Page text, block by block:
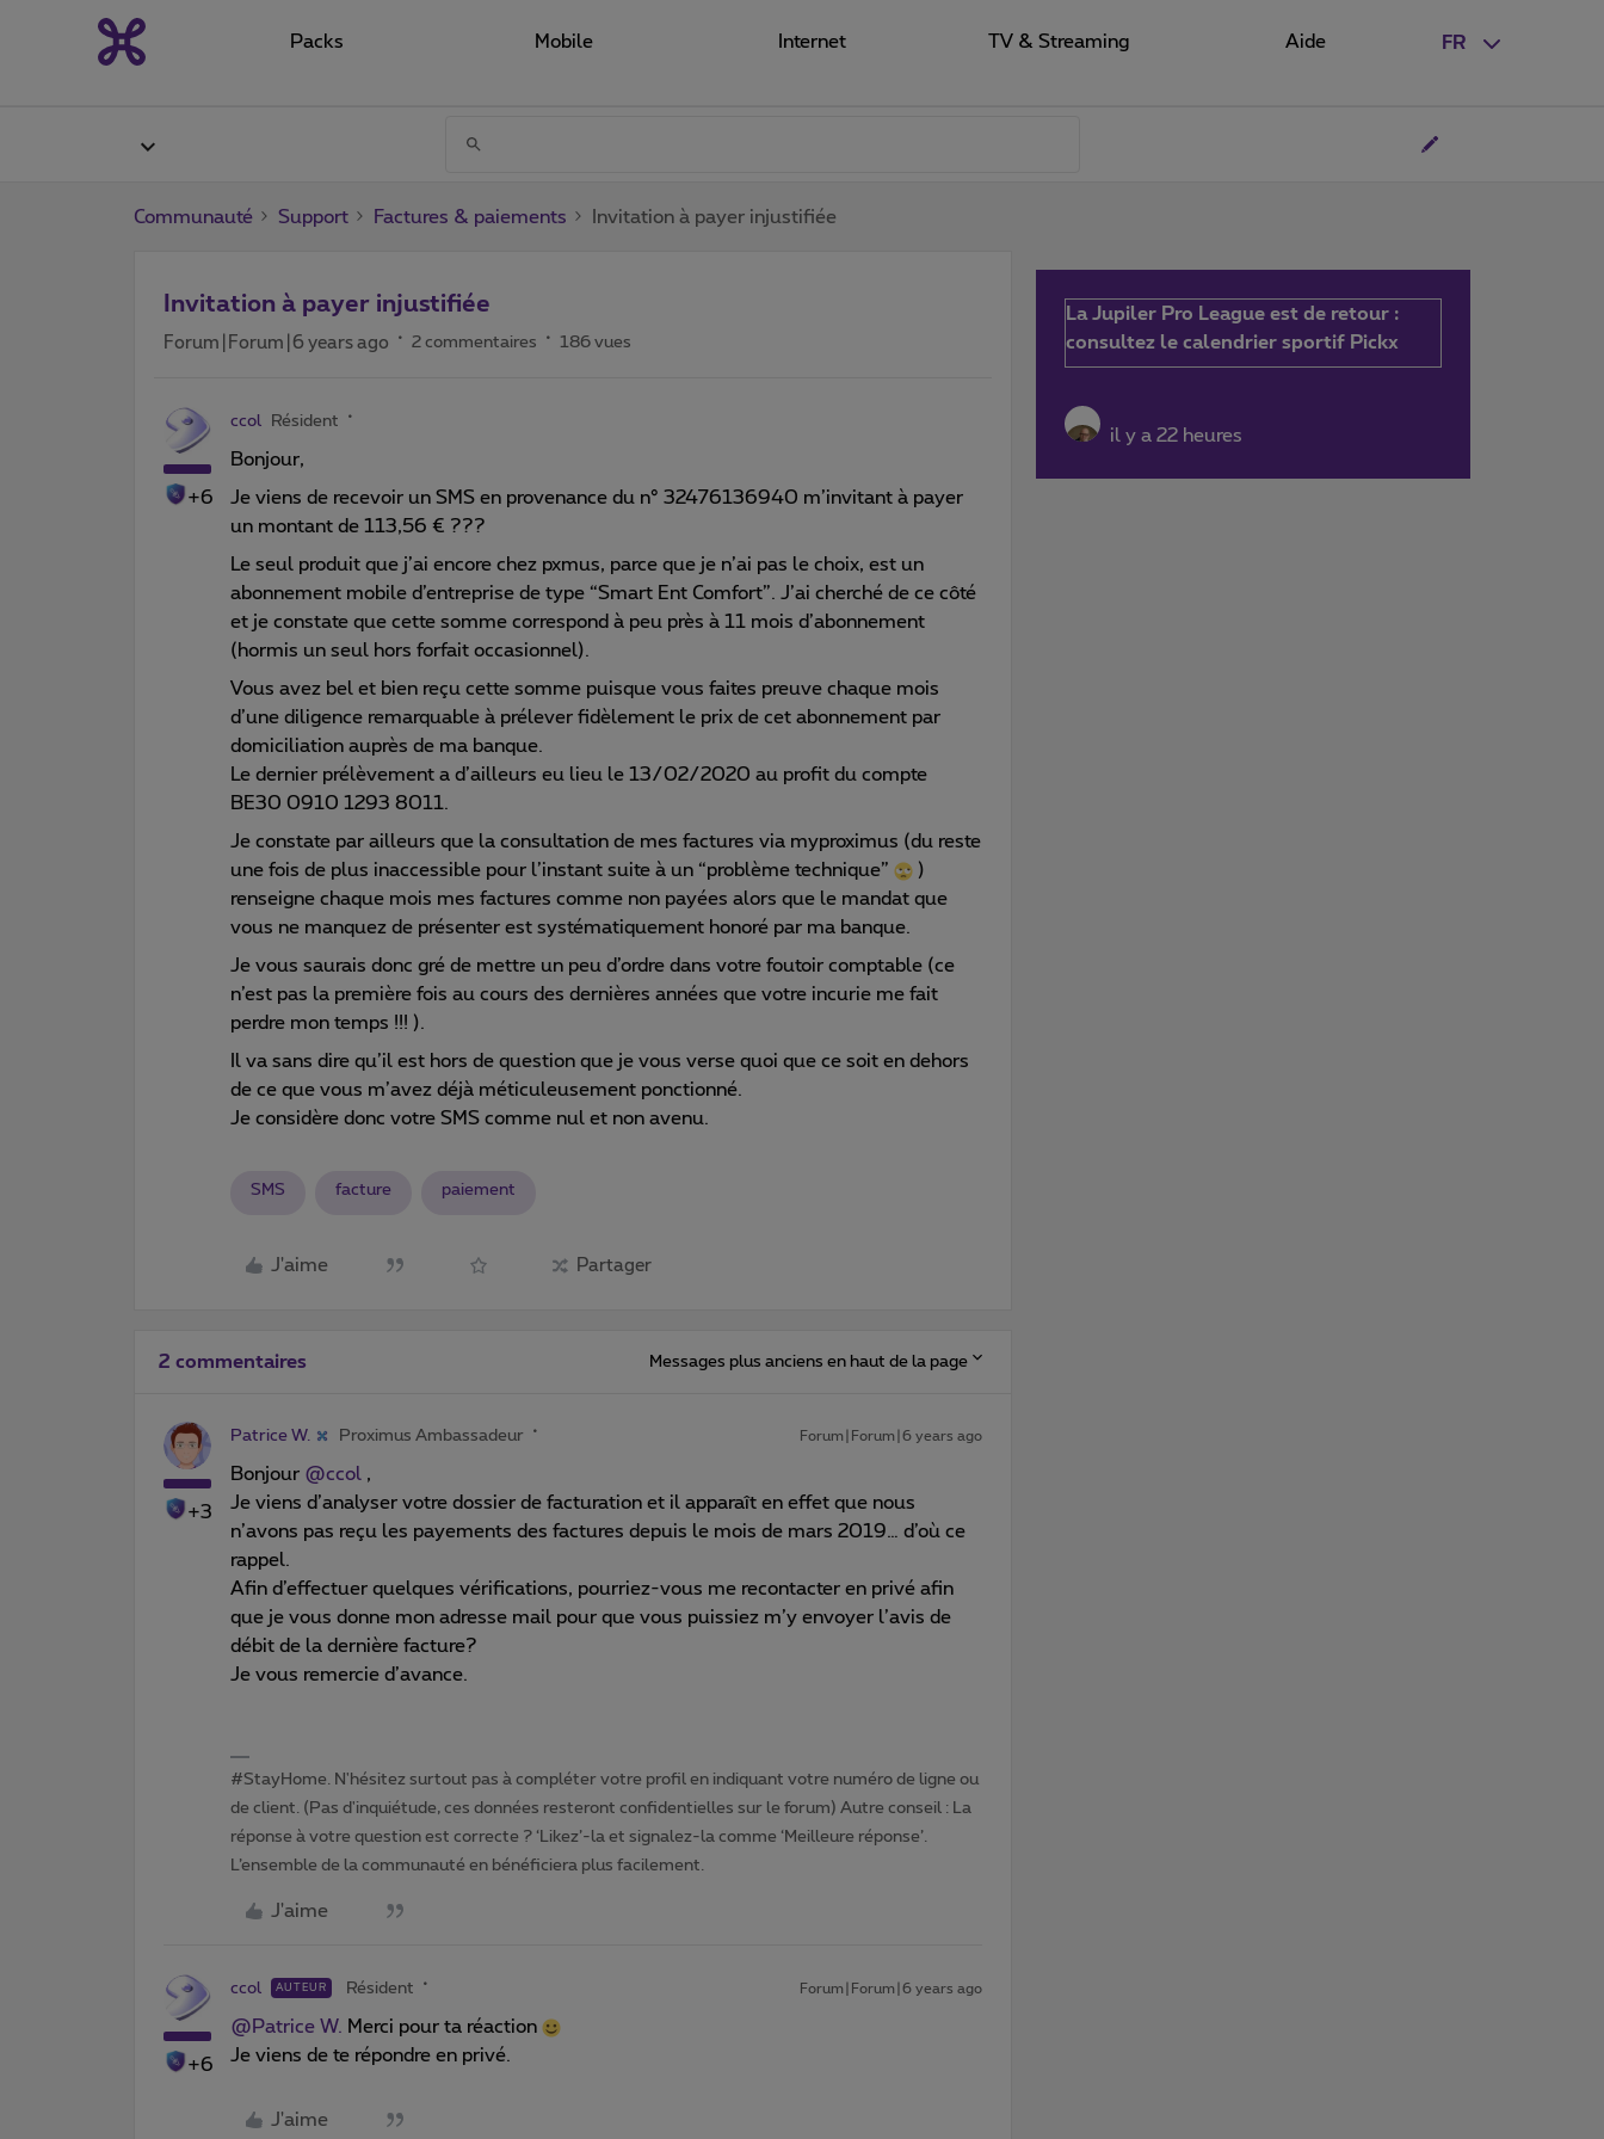
FR
Packs Mobile Internet TV & Streaming Aide
Communauté Support Factures & paiements Invitation à payer injustifiée
Invitation à payer injustifiée
Forum|Forum|6 years ago 2 commentaires 186 vues
+6
ccol Résident
Bonjour,
Je viens de recevoir un SMS en provenance du n° 32476136940 m’invitant à payer
un montant de 113,56 € ???
Le seul produit que j’ai encore chez pxmus, parce que je n’ai pas le choix, est un
abonnement mobile d’entreprise de type “Smart Ent Comfort”. J’ai cherché de ce côté
et je constate que cette somme correspond à peu près à 11 mois d’abonnement
(hormis un seul hors forfait occasionnel).
Vous avez bel et bien reçu cette somme puisque vous faites preuve chaque mois
d’une diligence remarquable à prélever fidèlement le prix de cet abonnement par
domiciliation auprès de ma banque.
Le dernier prélèvement a d’ailleurs eu lieu le 13/02/2020 au profit du compte
BE30 0910 1293 8011.
Je constate par ailleurs que la consultation de mes factures via myproximus (du reste
une fois de plus inaccessible pour l’instant suite à un “problème technique”
)
renseigne chaque mois mes factures comme non payées alors que le mandat que
vous ne manquez de présenter est systématiquement honoré par ma banque.
Je vous saurais donc gré de mettre un peu d’ordre dans votre foutoir comptable (ce
n’est pas la première fois au cours des dernières années que votre incurie me fait
perdre mon temps !!! ).
Il va sans dire qu’il est hors de question que je vous verse quoi que ce soit en dehors
de ce que vous m’avez déjà méticuleusement ponctionné.
Je considère donc votre SMS comme nul et non avenu.
SMS facture paiement
J'aime Partager
2 commentaires Messages plus anciens en haut de la page
+3
Patrice W. Proximus Ambassadeur Forum|Forum|6 years ago
Bonjour @ccol ,
Je viens d’analyser votre dossier de facturation et il apparaît en effet que nous
n’avons pas reçu les payements des factures depuis le mois de mars 2019… d’où ce
rappel.
Afin d’effectuer quelques vérifications, pourriez-vous me recontacter en privé afin
que je vous donne mon adresse mail pour que vous puissiez m’y envoyer l’avis de
débit de la dernière facture?
Je vous remercie d’avance.
#StayHome. N'hésitez surtout pas à compléter votre profil en indiquant votre numéro de ligne ou
de client. (Pas d'inquiétude, ces données resteront confidentielles sur le forum) Autre conseil : La
réponse à votre question est correcte ? ‘Likez’-la et signalez-la comme ‘Meilleure réponse’.
L’ensemble de la communauté en bénéficiera plus facilement.
J'aime
+6
ccol AUTEUR Résident Forum|Forum|6 years ago
@Patrice W.
Merci pour ta réaction
Je viens de te répondre en privé.
J'aime
La Jupiler Pro League est de retour :
consultez le calendrier sportif Pickx
il y a 22 heures